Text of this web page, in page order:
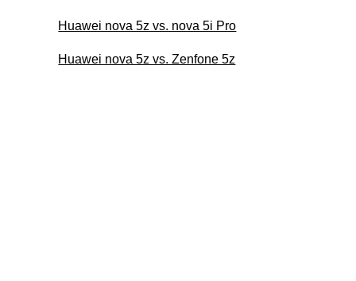
Huawei nova 5z vs. nova 5i Pro
Huawei nova 5z vs. Zenfone 5z